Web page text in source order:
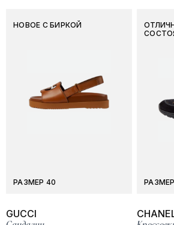
НОВОЕ С БИРКОЙ
РАЗМЕР 40
GUCCI